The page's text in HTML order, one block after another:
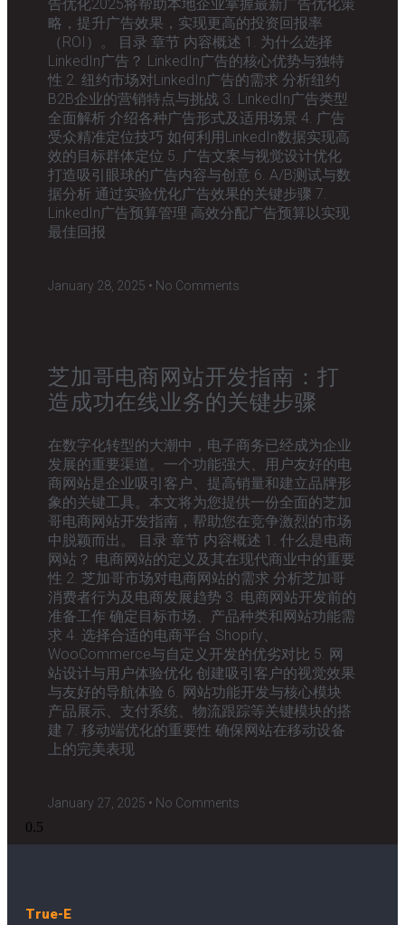
告优化2025将帮助本地企业掌握最新广告优化策
略，提升广告效果，实现更高的投资回报率
（ROI）。 目录 章节 内容概述 1. 为什么选择
LinkedIn广告？ LinkedIn广告的核心优势与独特
性 2. 纽约市场对LinkedIn广告的需求 分析纽约
B2B企业的营销特点与挑战 3. LinkedIn广告类型
全面解析 介绍各种广告形式及适用场景 4. 广告
受众精准定位技巧 如何利用LinkedIn数据实现高
效的目标群体定位 5. 广告文案与视觉设计优化
打造吸引眼球的广告内容与创意 6. A/B测试与数
据分析 通过实验优化广告效果的关键步骤 7.
LinkedIn广告预算管理 高效分配广告预算以实现
最佳回报
January 28, 2025 No Comments
芝加哥电商网站开发指南：打
造成功在线业务的关键步骤
在数字化转型的大潮中，电子商务已经成为企业
发展的重要渠道。一个功能强大、用户友好的电
商网站是企业吸引客户、提高销量和建立品牌形
象的关键工具。本文将为您提供一份全面的芝加
哥电商网站开发指南，帮助您在竞争激烈的市场
中脱颖而出。 目录 章节 内容概述 1. 什么是电商
网站？ 电商网站的定义及其在现代商业中的重要
性 2. 芝加哥市场对电商网站的需求 分析芝加哥
消费者行为及电商发展趋势 3. 电商网站开发前的
准备工作 确定目标市场、产品种类和网站功能需
求 4. 选择合适的电商平台 Shopify、
WooCommerce与自定义开发的优劣对比 5. 网
站设计与用户体验优化 创建吸引客户的视觉效果
与友好的导航体验 6. 网站功能开发与核心模块
产品展示、支付系统、物流跟踪等关键模块的搭
建 7. 移动端优化的重要性 确保网站在移动设备
上的完美表现
January 27, 2025 No Comments
True-E